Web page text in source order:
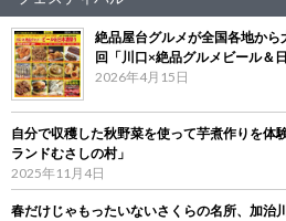
絶品屋台グルメが全国各地か
回「川口×絶品グルメビール＆
2026年4月15日
自分で収穫した秋野菜を使って芋煮作りを
ランドむさしの村」
2025年11月4日
春だけじゃもったいないさくらの名所、加治